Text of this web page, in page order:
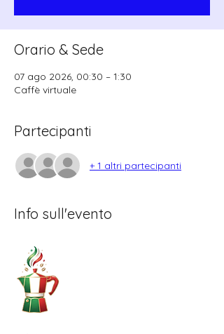
Orario & Sede
07 ago 2026, 00:30 – 1:30
Caffè virtuale
Partecipanti
+ 1 altri partecipanti
Info sull'evento